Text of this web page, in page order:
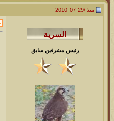
منذ /29-07-2010
رئيس مشرفين سابق